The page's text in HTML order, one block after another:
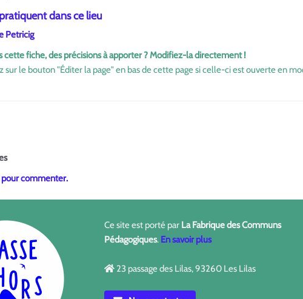
dans ce lieu
Petricig
cette fiche, des précisions à apporter ? Modifiez-la directement !
sur le bouton "Éditer la page" en bas de cette page si celle-ci est ouverte en
commenter.
Ce site est porté par La Fabrique des Communs
Pédagogiques. En savoir plus
23 passage des Lilas, 93260 Les Lilas